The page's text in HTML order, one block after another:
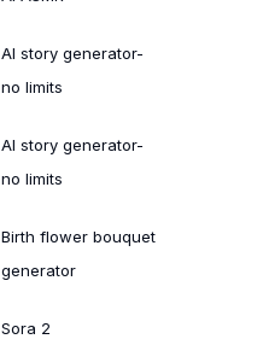
AI story generator-
no limits
AI story generator-
no limits
Birth flower bouquet
generator
Sora 2